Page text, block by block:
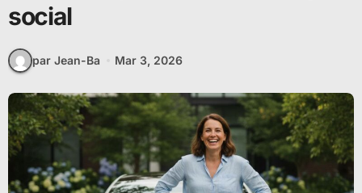
social
par Jean-Ba Mar 3, 2026